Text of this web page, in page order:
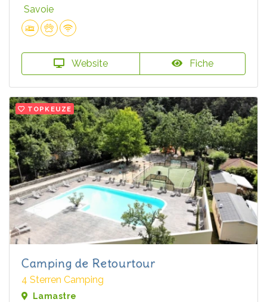
Savoie
Website Fiche
TOPKEUZE
Camping de Retourtour
4 Sterren Camping
Lamastre